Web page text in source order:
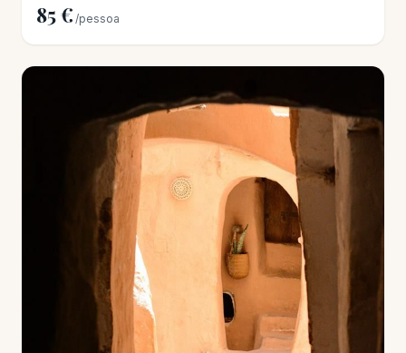
85 € /pessoa